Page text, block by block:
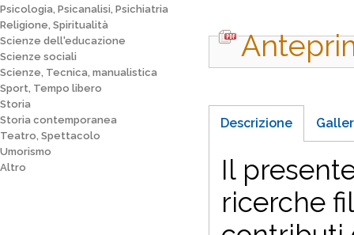
Psicologia, Psicanalisi, Psichiatria
Religione, Spiritualità
Scienze dell'educazione
Scienze sociali
Scienze, Tecnica, manualistica
Sport, Tempo libero
Storia
Storia contemporanea
Teatro, Spettacolo
Umorismo
Altro
Descrizione
Il
ricerche